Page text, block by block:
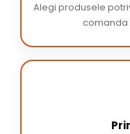
Alegi produsele
comanda